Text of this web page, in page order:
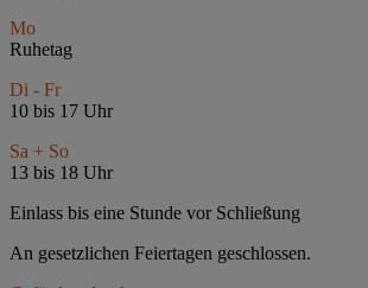
Mo
Ruhetag
Di - Fr
10 bis 17 Uhr
Sa + So
13 bis 18 Uhr
Einlass bis eine Stunde vor Schließung
An gesetzlichen Feiertagen geschlossen.